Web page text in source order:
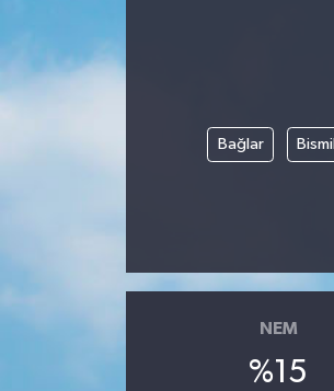
Bağlar Bismil
NEM
%15
DÜNYA